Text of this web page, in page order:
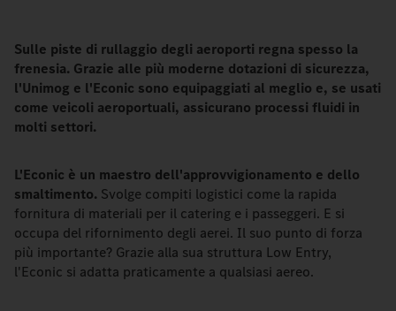
Sulle piste di rullaggio degli aeroporti regna spesso la
frenesia. Grazie alle più moderne dotazioni di sicurezza,
l'Unimog e l'Econic sono equipaggiati al meglio e, se usati
come veicoli aeroportuali, assicurano processi fluidi in
molti settori.
L'Econic è un maestro dell'approvvigionamento e dello
smaltimento. Svolge compiti logistici come la rapida
fornitura di materiali per il catering e i passeggeri. E si
occupa del rifornimento degli aerei. Il suo punto di forza
più importante? Grazie alla sua struttura Low Entry,
l'Econic si adatta praticamente a qualsiasi aereo.